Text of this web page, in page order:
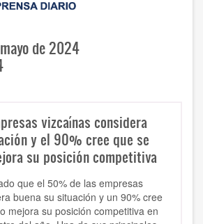
de 2024
vizcaínas considera
y el 90% cree que se
su posición competitiva
que el 50% de las empresas
buena su situación y un 90% cree
mejora su posición competitiva en